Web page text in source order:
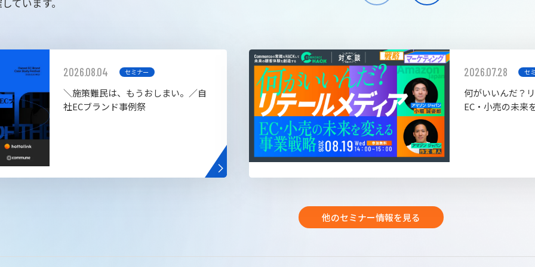
ています。
2026.08.04 セミナー
＼施策難民は、もうおしまい。／自
社ECブランド事例祭
2026.07.28 セ
何がいいんだ？
EC・小売の未来
他のセミナー情報を見る